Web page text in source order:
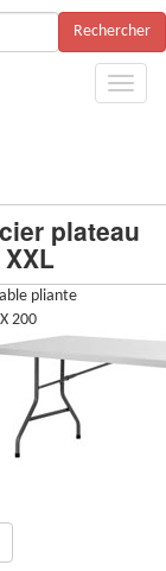
Rechercher
plateau
pliante
200